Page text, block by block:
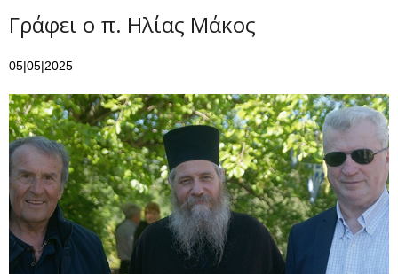
Γράφει ο π. Ηλίας Μάκος
05|05|2025